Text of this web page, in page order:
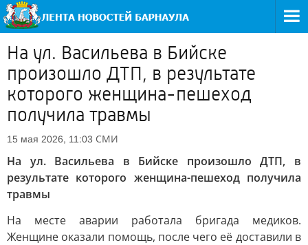
На ул. Васильева в Бийске
произошло ДТП, в результате
которого женщина-пешеход
получила травмы
15 мая 2026, 11:03 СМИ
На ул. Васильева в Бийске произошло ДТП, в
результате которого женщина-пешеход получила
травмы
На месте аварии работала бригада медиков.
Женщине оказали помощь, после чего её доставили в